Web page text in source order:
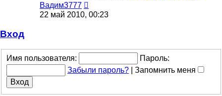
Вадим3777
к
22 май 2010, 00:23
Вход
Имя пользователя:
Пароль:
Забыли пароль?
Запомнить меня